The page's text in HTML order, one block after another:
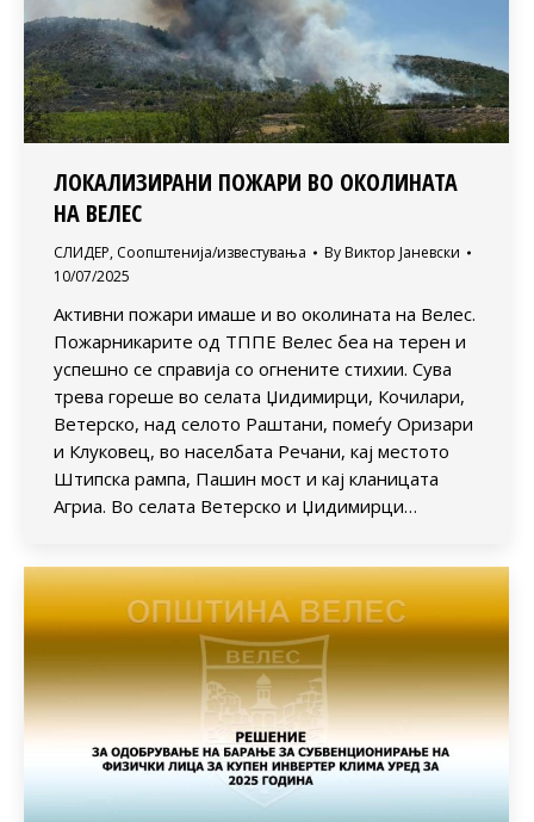
ЛОКАЛИЗИРАНИ ПОЖАРИ ВО ОКОЛИНАТА
НА ВЕЛЕС
СЛИДЕР, Соопштенија/известувања By Виктор Јаневски
10/07/2025
Активни пожари имаше и во околината на Велес.
Пожарникарите од ТППЕ Велес беа на терен и
успешно се справија со огнените стихии. Сува
трева гореше во селата Џидимирци, Кочилари,
Ветерско, над селото Раштани, помеѓу Оризари
и Клуковец, во населбата Речани, кај местото
Штипска рампа, Пашин мост и кај кланицата
Агриа. Во селата Ветерско и Џидимирци…